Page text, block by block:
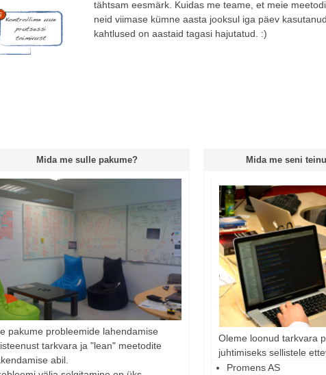
tähtsam eesmärk. Kuidas me teame, et meie
neid viimase kümne aasta jooksul iga päev
kahtlused on aastaid tagasi hajutatud. :)
Mida me sulle pakume?
pakume probleemide lahendamise
tarkvara ja "lean" meetodite
abil.
Mida me seni
Oleme loonud tarkvara
juhtimiseks sellistele
Promens AS